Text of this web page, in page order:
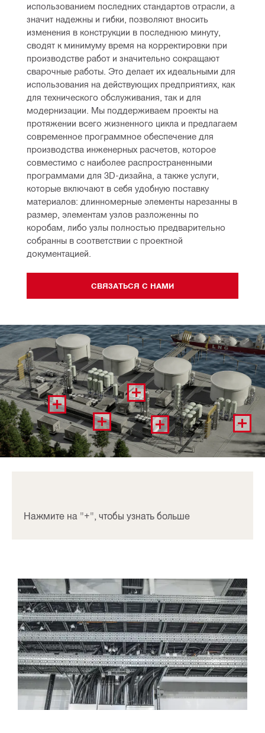
использованием последних стандартов отрасли, а
значит надежны и гибки, позволяют вносить
изменения в конструкции в последнюю минуту,
сводят к минимуму время на корректировки при
производстве работ и значительно сокращают
сварочные работы. Это делает их идеальными для
использования на действующих предприятиях, как
для технического обслуживания, так и для
модернизации. Мы поддерживаем проекты на
протяжении всего жизненного цикла и предлагаем
современное программное обеспечение для
производства инженерных расчетов, которое
совместимо с наиболее распространенными
программами для 3D-дизайна, а также услуги,
которые включают в себя удобную поставку
материалов: длинномерные элементы нарезанны в
размер, элементам узлов разложенны по
коробам, либо узлы полностью предварительно
собранны в соответствии с проектной
документацией.
СВЯЗАТЬСЯ С НАМИ
Нажмите на "+", чтобы узнать больше